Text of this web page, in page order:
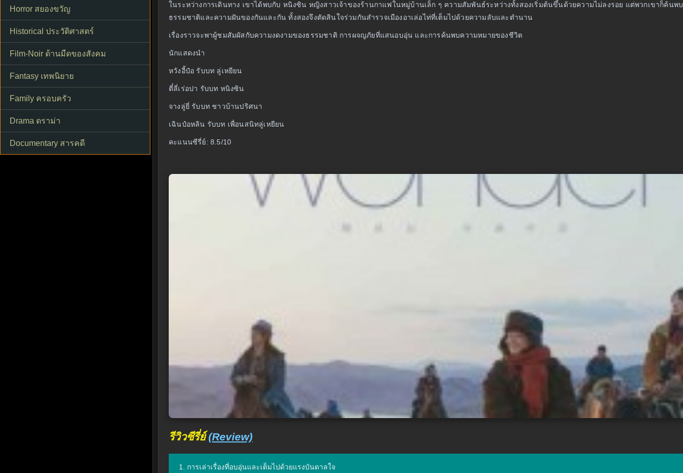
Horror สยองขวัญ
Historical ประวัติศาสตร์
Film-Noir ด้านมืดของสังคม
Fantasy เทพนิยาย
Family ครอบครัว
Drama ดราม่า
Documentary สารคดี
ในระหว่างการเดินทาง เขาได้พบกับ หนิงซิน หญิงสาวเจ้าของร้านกาแฟในหมู่บ้านเล็ก ๆ ความสัมพันธ์ระหว่างทั้งสองเริ่มต้นขึ้นด้วยความไม่ลงรอย แต่พวกเขาก็ค้นพ
ธรรมชาติและความฝันของกันและกัน ทั้งสองจึงตัดสินใจร่วมกันสำรวจเมืองอาเล่อไท่ที่เต็มไปด้วยความลับและตำนาน
เรื่องราวจะพาผู้ชมสัมผัสกับความงดงามของธรรมชาติ การผจญภัยที่แสนอบอุ่น และการค้นพบความหมายของชีวิต
นักแสดงนำ
หวังอี้ป๋อ รับบท ลู่เหยียน
ตี๋ลี่เร่อปา รับบท หนิงซิน
จางลู่ยี่ รับบท ชาวบ้านปริศนา
เฉินป๋อหลิน รับบท เพื่อนสนิทลู่เหยียน
คะแนนซีรี่ย์: 8.5/10
รีวิวซีรี่ย์(Review)
1. การเล่าเรื่องที่อบอุ่นและเต็มไปด้วยแรงบันดาลใจ